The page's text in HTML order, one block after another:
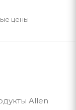
цены
Allen